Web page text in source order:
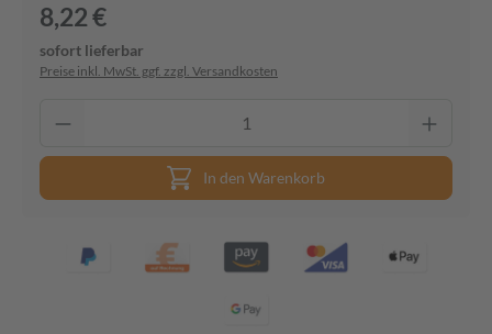
8,22 €
sofort lieferbar
Preise inkl. MwSt. ggf. zzgl. Versandkosten
In den Warenkorb